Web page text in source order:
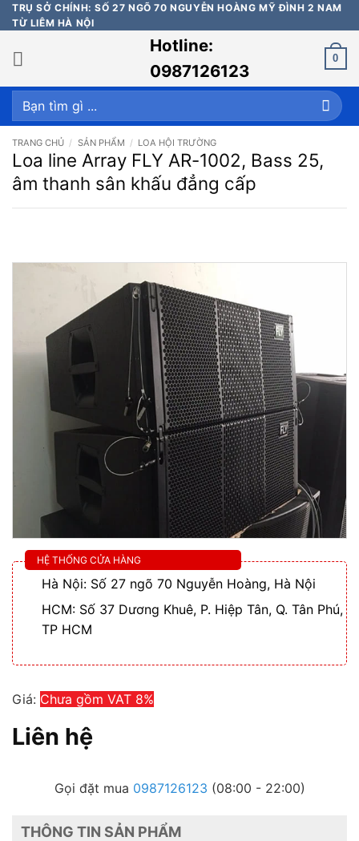
Bỏ
qua
nội
dung
TRỤ SỞ CHÍNH: SỐ 27 NGÕ 70 NGUYỄN HOÀNG MỸ ĐÌNH 2 NAM
TỪ LIÊM HÀ NỘI
Hotline:
0987126123
0
Tìm
kiếm:
TRANG CHỦ / SẢN PHẨM / LOA HỘI TRƯỜNG
Loa line Array FLY AR-1002, Bass 25,
âm thanh sân khấu đẳng cấp
HỆ THỐNG CỬA HÀNG
Hà Nội: Số 27 ngõ 70 Nguyễn Hoàng, Hà Nội
HCM: Số 37 Dương Khuê, P. Hiệp Tân, Q. Tân Phú,
TP HCM
Giá: Chưa gồm VAT 8%
Liên hệ
Gọi đặt mua 0987126123 (08:00 - 22:00)
THÔNG TIN SẢN PHẨM